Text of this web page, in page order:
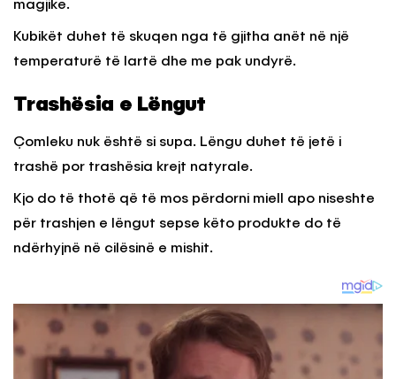
magjike.
Kubikët duhet të skuqen nga të gjitha anët në një
temperaturë të lartë dhe me pak undyrë.
Trashësia e Lëngut
Çomleku nuk është si supa. Lëngu duhet të jetë i
trashë por trashësia krejt natyrale.
Kjo do të thotë që të mos përdorni miell apo niseshte
për trashjen e lëngut sepse këto produkte do të
ndërhyjnë në cilësinë e mishit.